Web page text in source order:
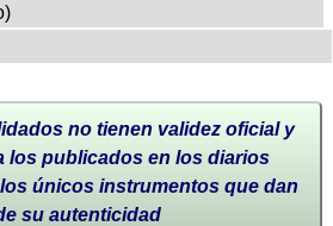
no tienen validez oficial y
los publicados en los diarios
únicos instrumentos que dan
su autenticidad